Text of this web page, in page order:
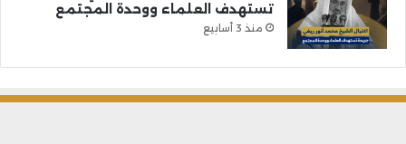
تستهدف العلماء ووحدة المجتمع
منذ 3 أسابيع